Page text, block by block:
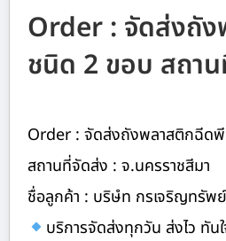
Order : จัดส่งถั
ชนิด 2 ขอบ สถา
Order : จัดส่งถังพลาสติกฉีด
สถานที่จัดส่ง : จ.นครราชสีมา
ชื่อลูกค้า : บริษํท กรเจริญทรัพ
บริการจัดส่งทุกวัน ส่งไว ทัน